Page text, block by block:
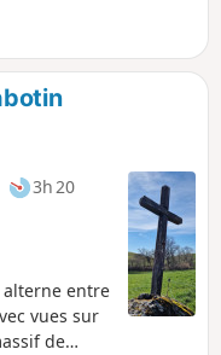
3h 20
entre
vues sur
de